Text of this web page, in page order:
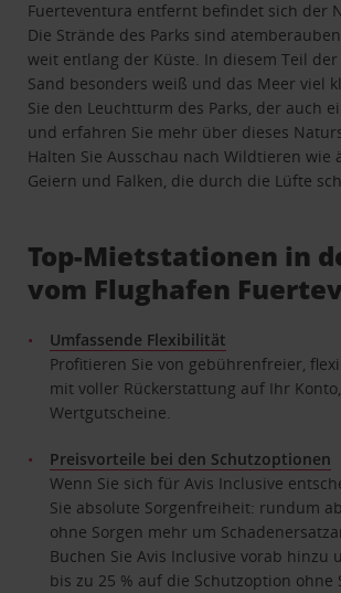
Fuerteventura entfernt befindet sich der
Die Strände des Parks sind
weit entlang der Küste. In diesem Teil
Sand besonders weiß und das Meer viel
Sie den Leuchtturm des Parks, der auch
und erfahren Sie mehr über dieses
Halten Sie Ausschau nach Wildtieren wie
Geiern und Falken, die durch die Lüfte
Top-Mietstationen in
vom Flughafen
Umfassende Flexibilität
Profitieren Sie von gebührenfreier,
mit voller Rückerstattung auf Ihr
Wertgutscheine.
Preisvorteile bei den Schutzoptionen
Wenn Sie sich für Avis Inclusive
Sie absolute Sorgenfreiheit: rundum
ohne Sorgen mehr um
Buchen Sie Avis Inclusive vorab hinzu
bis zu 25 % auf die Schutzoption ohne